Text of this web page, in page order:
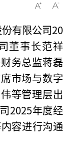
有限公司20
董事长范祥
务总监蒋磊
市场与数字
等管理层出
2025年度经
容进行沟通